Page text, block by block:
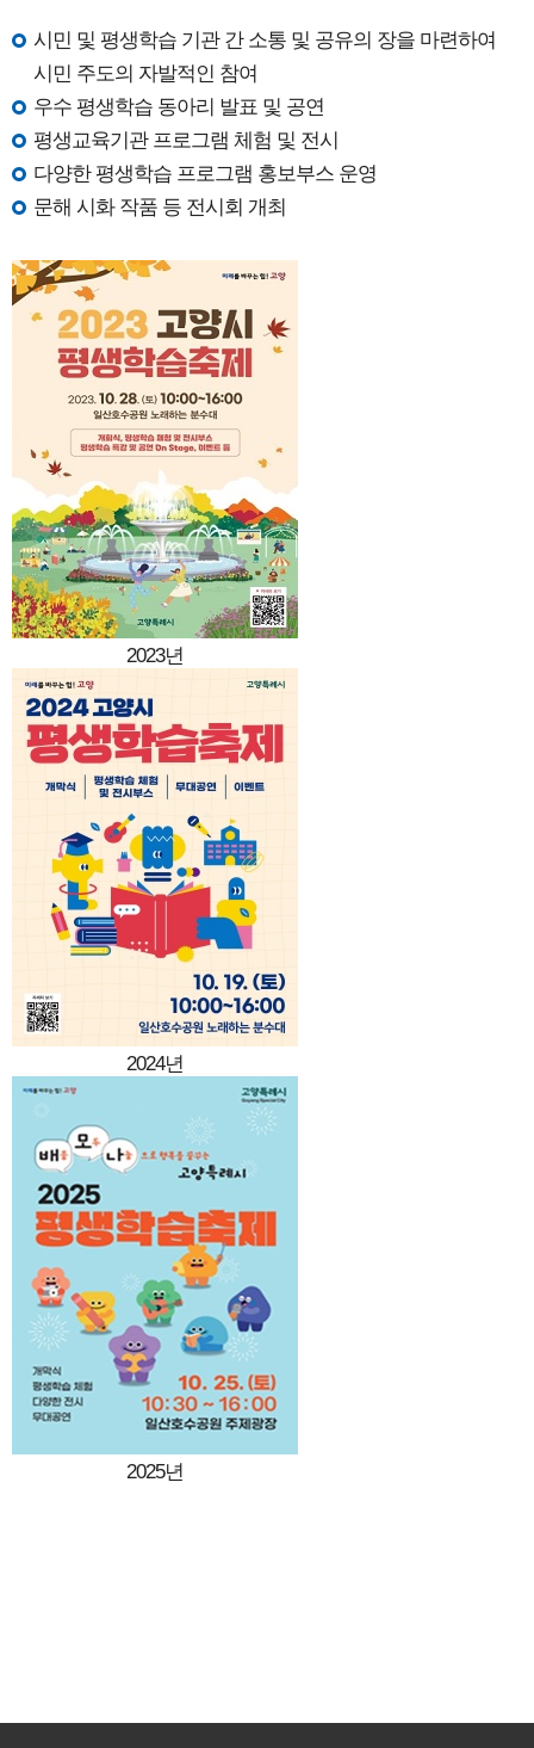
시민 및 평생학습 기관 간 소통 및 공유의 장을 마련하여
시민 주도의 자발적인 참여
우수 평생학습 동아리 발표 및 공연
평생교육기관 프로그램 체험 및 전시
다양한 평생학습 프로그램 홍보부스 운영
문해 시화 작품 등 전시회 개최
2023년
2024년
2025년